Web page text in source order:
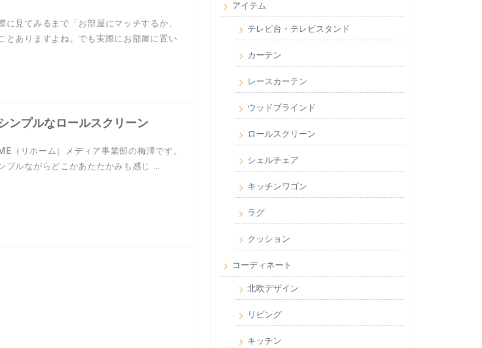
に見てみるまで「お部屋にマッチするか、
とありますよね。でも実際にお部屋に置い
ンプルなロールスクリーン
（リホーム）メディア事業部の梅澤です。
プルながらどこかあたたかみも感じ …
アイテム
テレビ台・テレビスタンド
カーテン
レースカーテン
ウッドブラインド
ロールスクリーン
シェルチェア
キッチンワゴン
ラグ
クッション
コーディネート
北欧デザイン
リビング
キッチン